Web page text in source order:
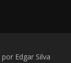
por Edgar Silva